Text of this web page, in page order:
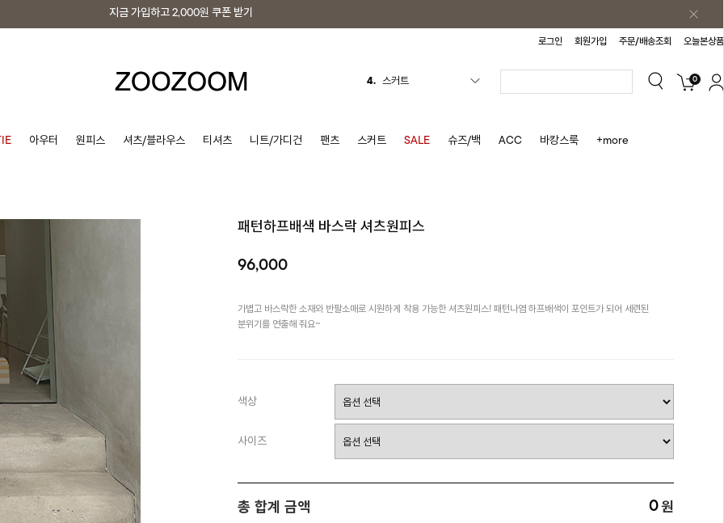
지금 가입하고 2,000원 쿠폰 받기
로그인 회원가입 주문/배송조회 오늘본상품
5. 반바지
7.
1. 원피스
4. 스커트
0
아우터 원피스 셔츠/블라우스 티셔츠 니트/가디건 팬츠 스커트 SALE 슈즈/백 ACC 바캉스룩 +more
패턴하프배색 바스락 셔츠원피스
96,000
가볍고 바스락한 소재와 반팔소매로 시원하게 착용 가능한 셔츠원피스! 패턴나염 하프배색이 포인트가 되어 세련된
분위기를 연출해 줘요~
색상
사이즈
총 합계 금액 0원